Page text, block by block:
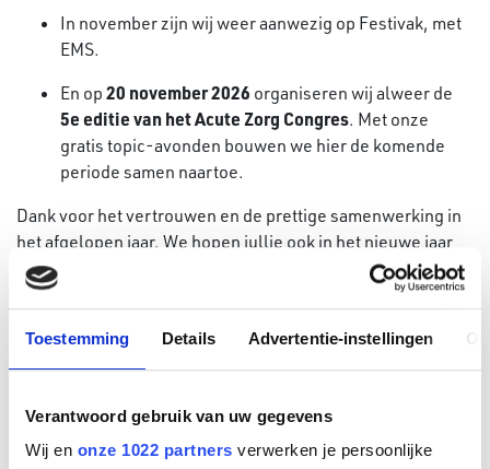
Toestemming Details Advertentie-instellingen
Verantwoord gebruik van uw gegevens
Wij en onze 1022 partners verwerken je persoonlijke
In november zijn wij weer aanwezig op Festivak, met
EMS.
En op 20 november 2026 organiseren wij alweer de
5e editie van het Acute Zorg Congres. Met onze
gratis topic-avonden bouwen we hier de komende
periode samen naartoe.
Dank voor het vertrouwen en de prettige samenwerking in
het afgelopen jaar. We hopen jullie ook in het nieuwe jaar
weer te ontmoeten — tijdens opleidingen, evenementen en
nieuwe initiatieven.
Fijne feestdagen en tot in het nieuwe jaar!
BTB Fire & Medical Support